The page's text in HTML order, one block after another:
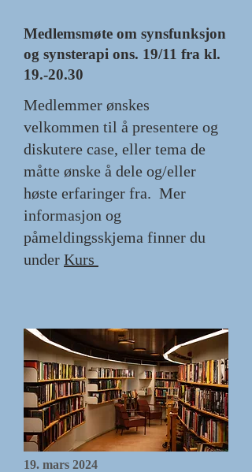
Medlemsmøte om synsfunksjon
og synsterapi ons. 19/11 fra kl.
19.-20.30
Medlemmer ønskes
velkommen til å presentere og
diskutere case, eller tema de
måtte ønske å dele og/eller
høste erfaringer fra. Mer
informasjon og
påmeldingsskjema finner du
under Kurs
19. mars 2024